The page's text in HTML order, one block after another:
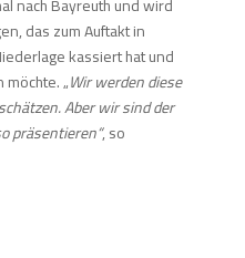
das zum Auftakt in
kassiert hat und
„Wir werden diese
Aber wir sind der
präsentieren“, so